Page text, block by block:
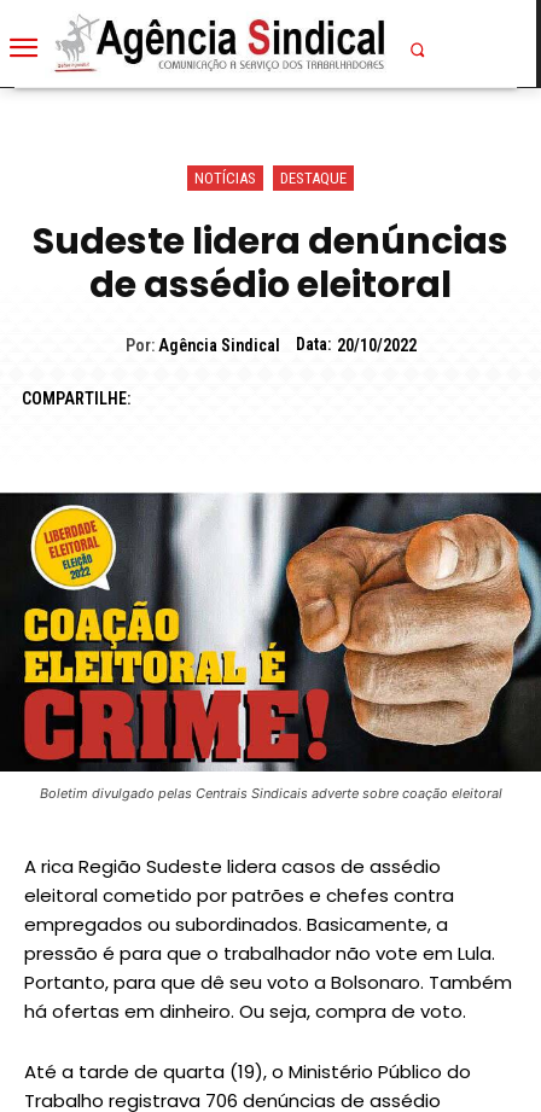
NOTÍCIAS DESTAQUE
Sudeste lidera denúncias
de assédio eleitoral
Por: Agência Sindical Data: 20/10/2022
COMPARTILHE:
Boletim divulgado pelas Centrais Sindicais adverte sobre coação eleitoral
A rica Região Sudeste lidera casos de assédio
eleitoral cometido por patrões e chefes contra
empregados ou subordinados. Basicamente, a
pressão é para que o trabalhador não vote em Lula.
Portanto, para que dê seu voto a Bolsonaro. Também
há ofertas em dinheiro. Ou seja, compra de voto.
Até a tarde de quarta (19), o Ministério Público do
Trabalho registrava 706 denúncias de assédio